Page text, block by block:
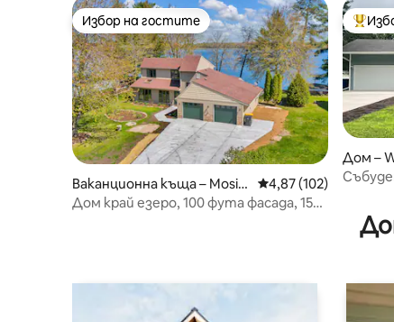
Избор на гостите
Избор на гостите
Ваканционна къща – Mosin
ee
Средна оценка:
4,87 (102)
Дом край езеро, 100 фута фасада, 15
Най-
Дом –